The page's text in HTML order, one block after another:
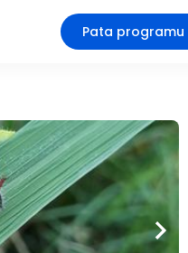
Pata programu